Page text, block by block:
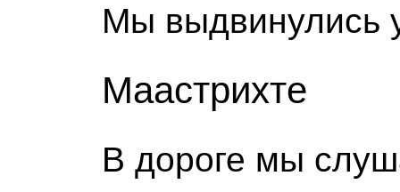
Мы выдвинулись
Маастрихте
В дороге мы